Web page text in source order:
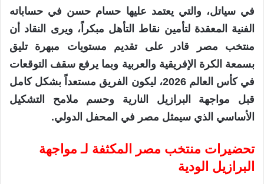
في سياتل، والتي يعتمد عليها حسام حسن في حساباته
الفنية المعقدة لتأمين نقاط التأهل مبكراً، ويرى النقاد أن
منتخب مصر قادر على تقديم مستويات مبهرة تليق
بسمعة الكرة الإفريقية والعربية وبما يرفع سقف التوقعات
في كأس العالم 2026، ليكون الفريق مستعداً بشكل كامل
قبل مواجهة البرازيل النارية وحسم ملامح التشكيل
الأساسي الذي سيمثل مصر في المحفل الدولي.
تحضيرات منتخب مصر المكثفة لـ مواجهة
البرازيل الودية